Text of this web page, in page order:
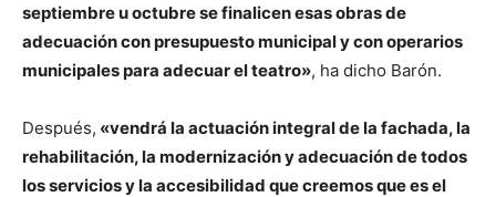
septiembre u octubre se finalicen esas obras de
adecuación con presupuesto municipal y con operarios
municipales para adecuar el teatro», ha dicho Barón.
Después, «vendrá la actuación integral de la fachada, la
rehabilitación, la modernización y adecuación de todos
los servicios y la accesibilidad que creemos que es el